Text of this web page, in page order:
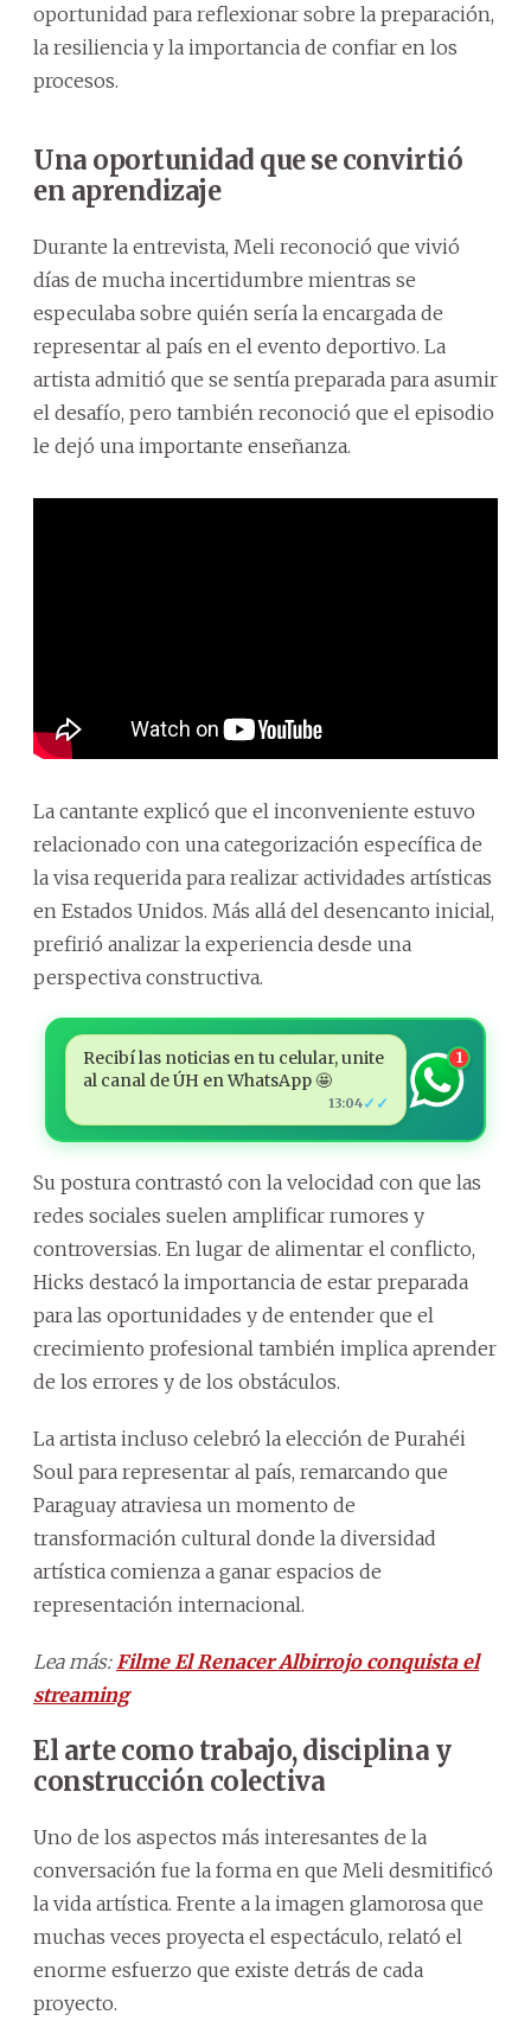
oportunidad para reflexionar sobre la preparación,
la resiliencia y la importancia de confiar en los
procesos.
Una oportunidad que se convirtió
en aprendizaje
Durante la entrevista, Meli reconoció que vivió
días de mucha incertidumbre mientras se
especulaba sobre quién sería la encargada de
representar al país en el evento deportivo. La
artista admitió que se sentía preparada para asumir
el desafío, pero también reconoció que el episodio
le dejó una importante enseñanza.
La cantante explicó que el inconveniente estuvo
relacionado con una categorización específica de
la visa requerida para realizar actividades artísticas
en Estados Unidos. Más allá del desencanto inicial,
prefirió analizar la experiencia desde una
perspectiva constructiva.
Recibí las noticias en tu celular, unite
al canal de ÚH en WhatsApp 🤩
13:04✓✓
1
Su postura contrastó con la velocidad con que las
redes sociales suelen amplificar rumores y
controversias. En lugar de alimentar el conflicto,
Hicks destacó la importancia de estar preparada
para las oportunidades y de entender que el
crecimiento profesional también implica aprender
de los errores y de los obstáculos.
La artista incluso celebró la elección de Purahéi
Soul para representar al país, remarcando que
Paraguay atraviesa un momento de
transformación cultural donde la diversidad
artística comienza a ganar espacios de
representación internacional.
Lea más:Filme El Renacer Albirrojo conquista el
streaming
El arte como trabajo, disciplina y
construcción colectiva
Uno de los aspectos más interesantes de la
conversación fue la forma en que Meli desmitificó
la vida artística. Frente a la imagen glamorosa que
muchas veces proyecta el espectáculo, relató el
enorme esfuerzo que existe detrás de cada
proyecto.